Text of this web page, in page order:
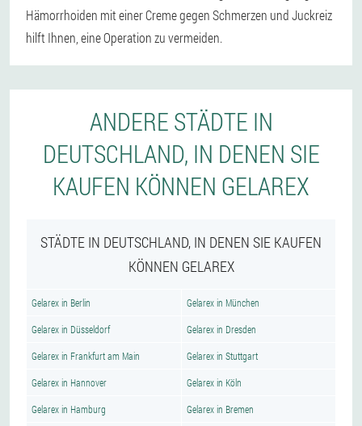
Hämorrhoiden mit einer Creme gegen Schmerzen und Juckreiz
hilft Ihnen, eine Operation zu vermeiden.
ANDERE STÄDTE IN
DEUTSCHLAND, IN DENEN SIE
KAUFEN KÖNNEN GELAREX
STÄDTE IN DEUTSCHLAND, IN DENEN SIE KAUFEN
KÖNNEN GELAREX
Gelarex in Berlin Gelarex in München
Gelarex in Düsseldorf Gelarex in Dresden
Gelarex in Frankfurt am Main Gelarex in Stuttgart
Gelarex in Hannover Gelarex in Köln
Gelarex in Hamburg Gelarex in Bremen